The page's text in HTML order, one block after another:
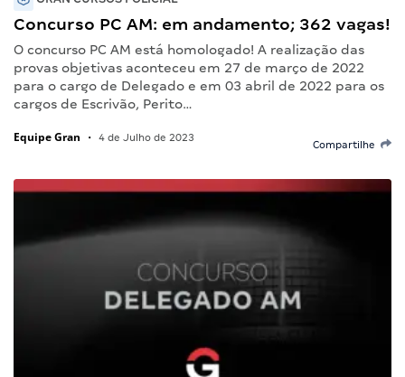
Concurso PC AM: em andamento; 362 vagas!
O concurso PC AM está homologado! A realização das
provas objetivas aconteceu em 27 de março de 2022
para o cargo de Delegado e em 03 abril de 2022 para os
cargos de Escrivão, Perito…
Equipe Gran • 4 de Julho de 2023
Compartilhe